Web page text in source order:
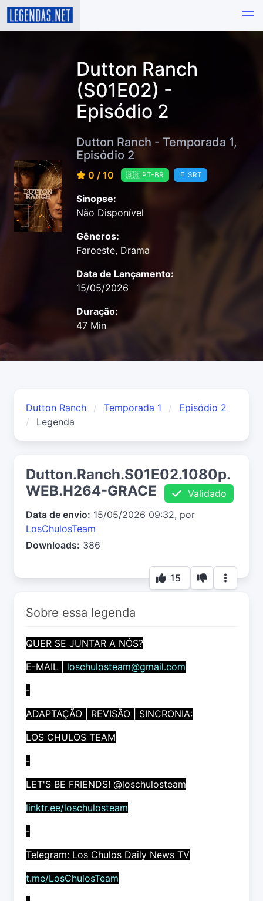
Dutton Ranch
(S01E02) -
Episódio 2
Dutton Ranch - Temporada 1,
Episódio 2
0 / 10 🇧🇷 PT-BR 📄 SRT
Sinopse:
Não Disponível
Gêneros:
Faroeste, Drama
Data de Lançamento:
15/05/2026
Duração:
47 Min
Dutton Ranch Temporada 1
Episódio 2
Legenda
Dutton.Ranch.S01E02.1080p.
WEB.H264-GRACE
Validado
Data de envio: 15/05/2026 09:32, por
LosChulosTeam
Downloads: 386
15
Sobre essa legenda
QUER SE JUNTAR A NÓS?
E-MAIL | loschulosteam@gmail.com
-
ADAPTAÇÃO | REVISÃO | SINCRONIA:
LOS CHULOS TEAM
-
LET'S BE FRIENDS! @loschulosteam
linktr.ee/loschulosteam
-
Telegram: Los Chulos Daily News TV
t.me/LosChulosTeam